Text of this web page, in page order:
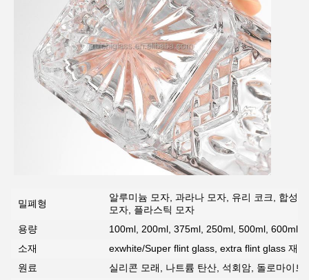
제출
밀폐형
알루미늄 모자, 과라나 모자, 유리 코크, 합성
모자, 플라스틱 모자
용량
100ml, 200ml, 375ml, 250ml, 500ml, 600ml,
소재
exwhite/Super flint glass, extra flint glass 재료
원료
실리콘 모래, 나트륨 탄산, 석회암, 돌로마이